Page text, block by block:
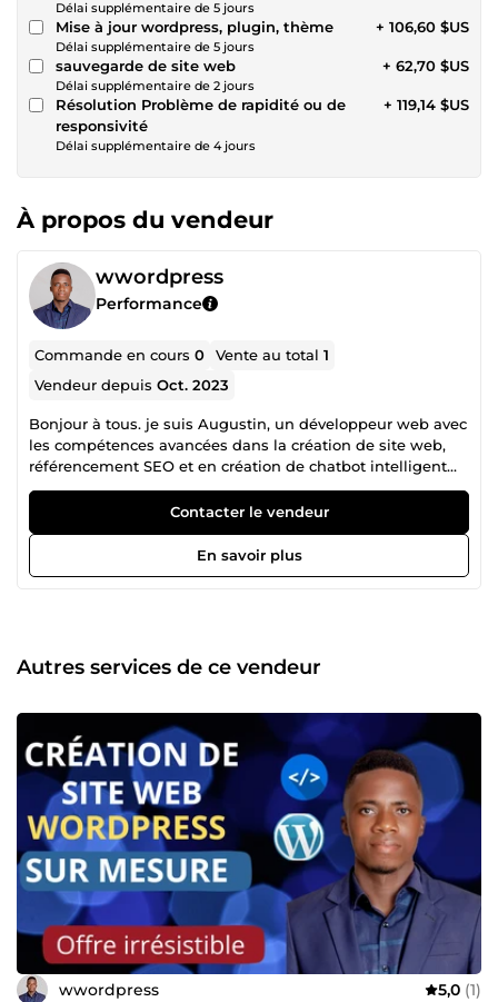
Délai supplémentaire de 5 jours
Mise à jour wordpress, plugin, thème
Délai supplémentaire de 5 jours
+ 106,60 $US
sauvegarde de site web
Délai supplémentaire de 2 jours
+ 62,70 $US
Résolution Problème de rapidité ou de
responsivité
Délai supplémentaire de 4 jours
+ 119,14 $US
À propos du vendeur
wwordpress
Performance
Commande en cours0 Vente au total1
Vendeur depuisOct. 2023
Bonjour à tous. je suis Augustin, un développeur web avec
les compétences avancées dans la création de site web,
référencement SEO et en création de chatbot intelligent
avec 4ans d'expérience professionnelle éprouvées de
succès. Je suis passionné par la création de sites web
épurés et époustouflants pour aider mes clients à
développer leur Entreprise. Envoyez moi un message
aujourd'hui et donnons à vos téléspectateurs cette
Contacter le vendeur
En savoir plus
Autres services de ce vendeur
wwordpress 5,0 (1)